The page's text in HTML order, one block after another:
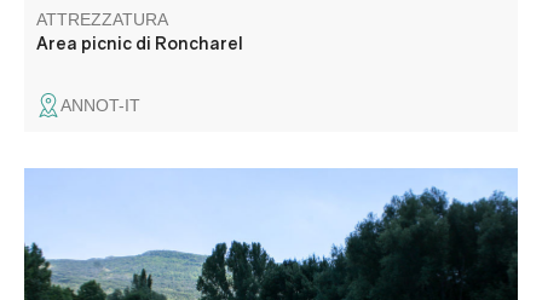
ATTREZZATURA
Area picnic di Roncharel
ANNOT-IT